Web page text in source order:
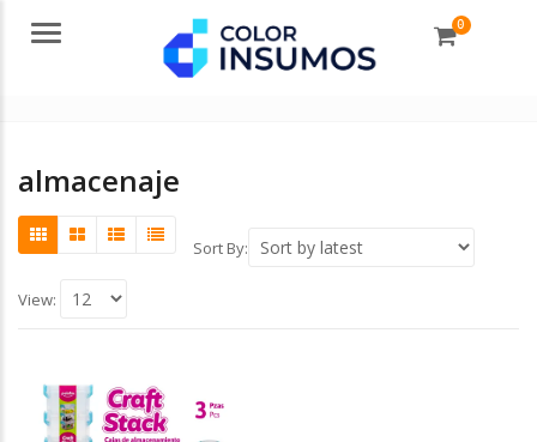
Menu 0
almacenaje
Sort By:
View: